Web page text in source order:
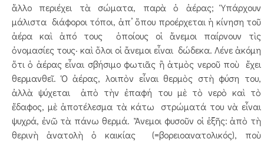
ἄλλο περιέχει τὰ σώματα, παρὰ ὁ ἀέρας; Ὑπάρχουν
μάλιστα διάφοροι τόποι, ἀπ’ ὅπου προέρχεται ἡ κίνηση τοῦ
ἀέρα καὶ ἀπό τους ὁποίους οἱ ἄνεμοι παίρνουν τὶς
ὀνομασίες τους· καὶ ὅλοι οἱ ἄνεμοι εἶναι δώδεκα. Λένε ἀκόμη
ὅτι ὁ ἀέρας εἶναι σβήσιμο φωτιᾶς ἢ ἀτμὸς νεροῦ ποὺ ἔχει
θερμανθεῖ. Ὁ ἀέρας, λοιπὸν εἶναι θερμὸς στὴ φύση του,
ἀλλὰ ψύχεται ἀπὸ τὴν ἐπαφή του μὲ τὸ νερὸ καὶ τὸ
ἔδαφος, μὲ ἀποτέλεσμα τὰ κάτω στρώματά του νὰ εἶναι
ψυχρά, ἐνῶ τὰ πάνω θερμά. Ἄνεμοι φυσοῦν οἱ ἑξῆς: ἀπὸ τὴ
θερινὴ ἀνατολὴ ὁ καικίας (=βορειοανατολικός), ποὺ